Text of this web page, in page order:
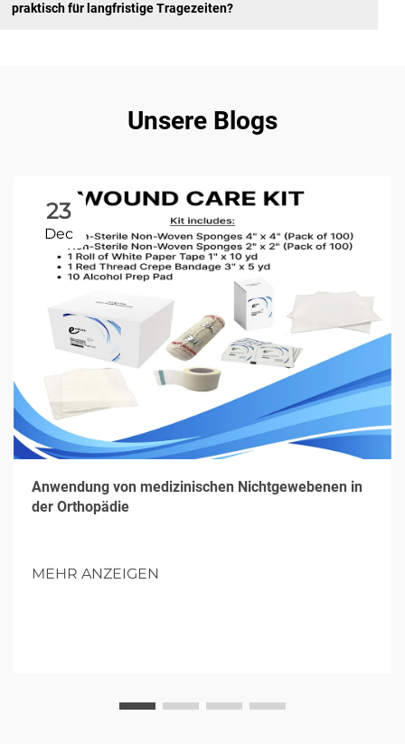
praktisch für langfristige Tragezeiten?
Unsere Blogs
23
Dec
Anwendung von medizinischen Nichtgewebenen in
der Orthopädie
MEHR ANZEIGEN